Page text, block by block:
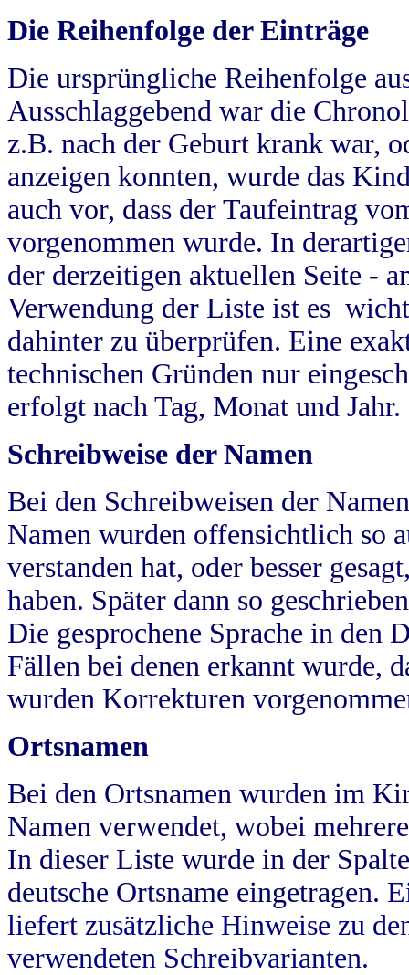
Die Reihenfolge der Einträge
Die ursprüngliche Reihenfolge
Ausschlaggebend war die
z.B. nach der Geburt krank war,
anzeigen konnten, wurde das
auch vor, dass der Taufeintrag
vorgenommen wurde. In
der derzeitigen aktuellen Seite -
Verwendung der Liste ist es
dahinter zu überprüfen. Eine
technischen Gründen nur
erfolgt nach Tag, Monat und Jahr.
Schreibweise der Namen
Bei den Schreibweisen der
Namen wurden offensichtlich so
verstanden hat, oder besser
haben. Später dann so
Die gesprochene Sprache in
Fällen bei denen erkannt wurde,
wurden Korrekturen
Ortsnamen
Bei den Ortsnamen wurden im
Namen verwendet, wobei
In dieser Liste wurde in der
deutsche Ortsname eingetragen.
liefert zusätzliche Hinweise zu
verwendeten Schreibvarianten.